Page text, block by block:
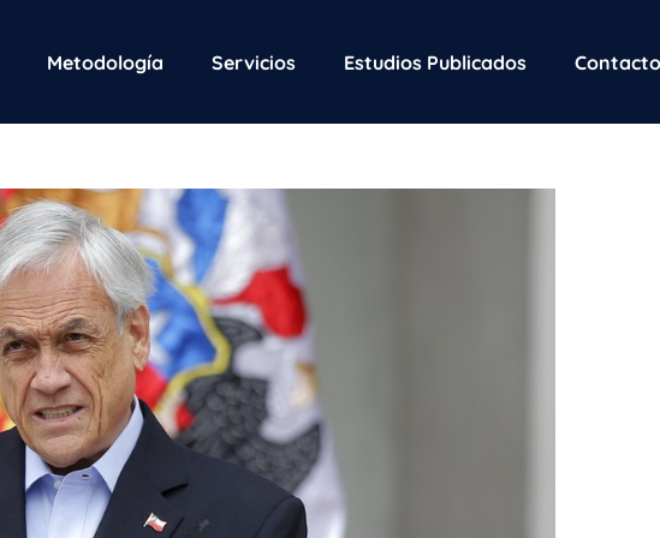
Metodología Servicios Estudios Publicados Contacto